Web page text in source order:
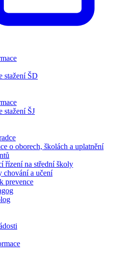
stažení ŠD
stažení ŠJ
o oborech, školách a uplatnění
řízení na střední školy
chování a učení
prevence